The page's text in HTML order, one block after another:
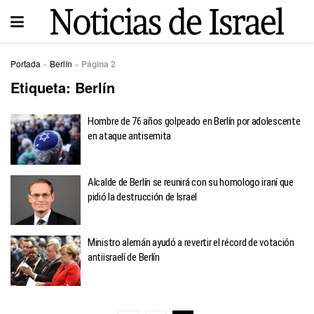
Portada » Berlín » Página 2
Etiqueta: Berlín
Hombre de 76 años golpeado en Berlín por adolescente
en ataque antisemita
Alcalde de Berlín se reunirá con su homologo iraní que
pidió la destrucción de Israel
Ministro alemán ayudó a revertir el récord de votación
antiisraelí de Berlín